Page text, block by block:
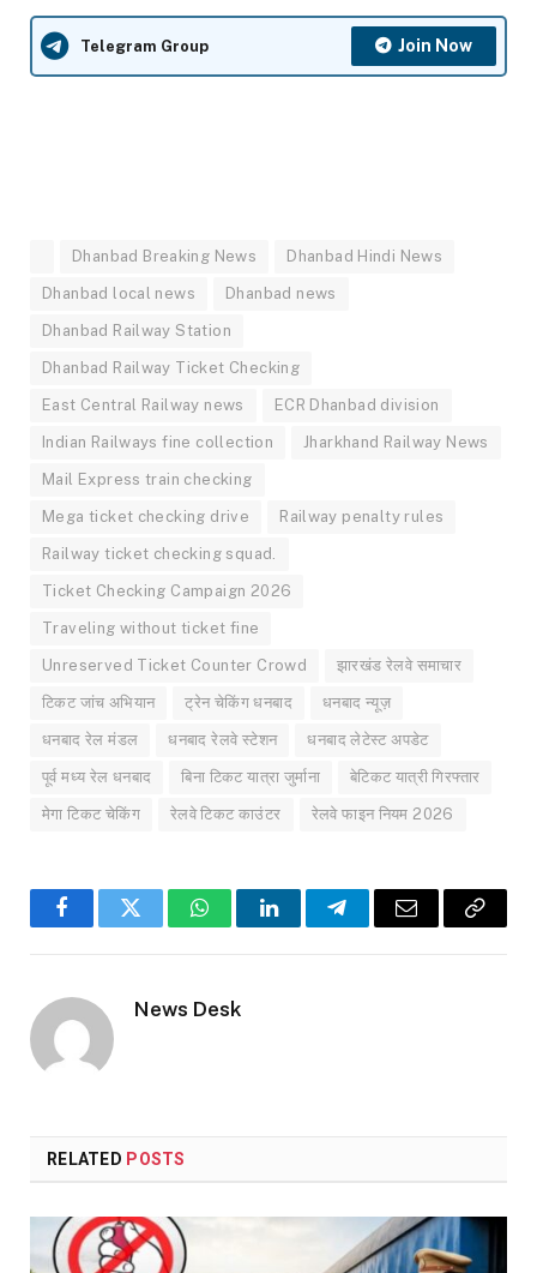
Telegram Group Join Now
Dhanbad Breaking News Dhanbad Hindi News
Dhanbad local news Dhanbad news
Dhanbad Railway Station
Dhanbad Railway Ticket Checking
East Central Railway news ECR Dhanbad division
Indian Railways fine collection Jharkhand Railway News
Mail Express train checking
Mega ticket checking drive Railway penalty rules
Railway ticket checking squad.
Ticket Checking Campaign 2026
Traveling without ticket fine
Unreserved Ticket Counter Crowd झारखंड रेलवे समाचार
टिकट जांच अभियान ट्रेन चेकिंग धनबाद धनबाद न्यूज़
धनबाद रेल मंडल धनबाद रेलवे स्टेशन धनबाद लेटेस्ट अपडेट
पूर्व मध्य रेल धनबाद बिना टिकट यात्रा जुर्माना बेटिकट यात्री गिरफ्तार
मेगा टिकट चेकिंग रेलवे टिकट काउंटर रेलवे फाइन नियम 2026
FacebookTwitter WhatsAppLinkedInTelegramEmail
Copy
News Desk
RELATED POSTS